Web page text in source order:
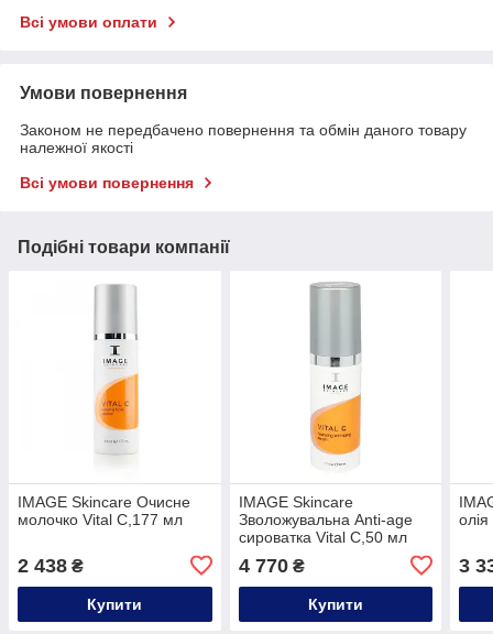
Всі умови оплати
Умови повернення
Законом не передбачено повернення та обмін даного товару
належної якості
Всі умови повернення
Подібні товари компанії
IMAGE Skincare Очисне
молочко Vital C,177 мл
2 438 ₴
Купити
IMAGE Skincare
Зволожувальна Anti-age
сироватка Vital C,50 мл
4 770₴
Купити
3